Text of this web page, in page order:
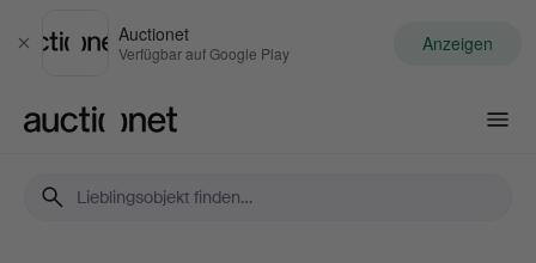
Schließen
Auctionet
Verfügbar auf Google Play Anzeigen